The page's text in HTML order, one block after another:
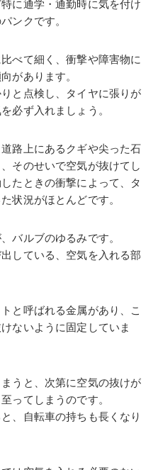
に通学・通勤時に気を付け
ンクです。
べて細く、衝撃や障害物に
があります。
と点検し、タイヤに張りが
必ず入れましょう。
路上にあるクギや尖った石
そのせいで空気が抜けてし
たときの衝撃によって、タ
状況がほとんどです。
バルブのゆるみです。
している、空気を入れる部
と呼ばれる金属があり、こ
ないように固定していま
うと、次第に空気の抜けが
ってしまうのです。
、自転車の持ちも長くなり